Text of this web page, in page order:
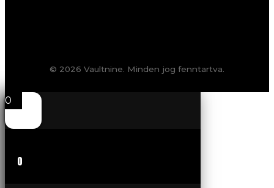
© 2026 Vaultnine. Minden jog fenntartva.
0
0